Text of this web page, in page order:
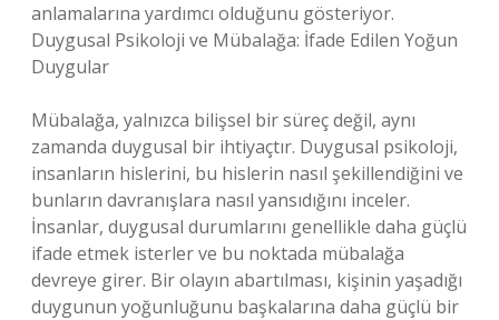
anlamalarına yardımcı olduğunu gösteriyor.
Duygusal Psikoloji ve Mübalağa: İfade Edilen Yoğun
Duygular
Mübalağa, yalnızca bilişsel bir süreç değil, aynı
zamanda duygusal bir ihtiyaçtır. Duygusal psikoloji,
insanların hislerini, bu hislerin nasıl şekillendiğini ve
bunların davranışlara nasıl yansıdığını inceler.
İnsanlar, duygusal durumlarını genellikle daha güçlü
ifade etmek isterler ve bu noktada mübalağa
devreye girer. Bir olayın abartılması, kişinin yaşadığı
duygunun yoğunluğunu başkalarına daha güçlü bir